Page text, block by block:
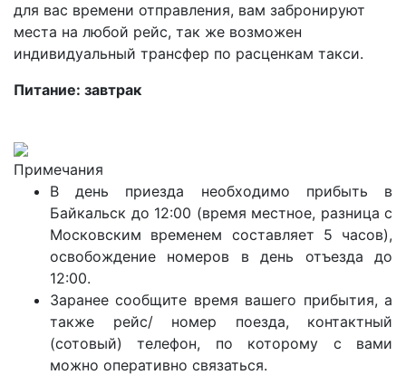
для вас времени отправления, вам забронируют
места на любой рейс, так же возможен
индивидуальный трансфер по расценкам такси.
Питание: завтрак
Примечания
В день приезда необходимо прибыть в
Байкальск до 12:00 (время местное, разница с
Московским временем составляет 5 часов),
освобождение номеров в день отъезда до
12:00.
Заранее сообщите время вашего прибытия, а
также рейс/ номер поезда, контактный
(сотовый) телефон, по которому с вами
можно оперативно связаться.